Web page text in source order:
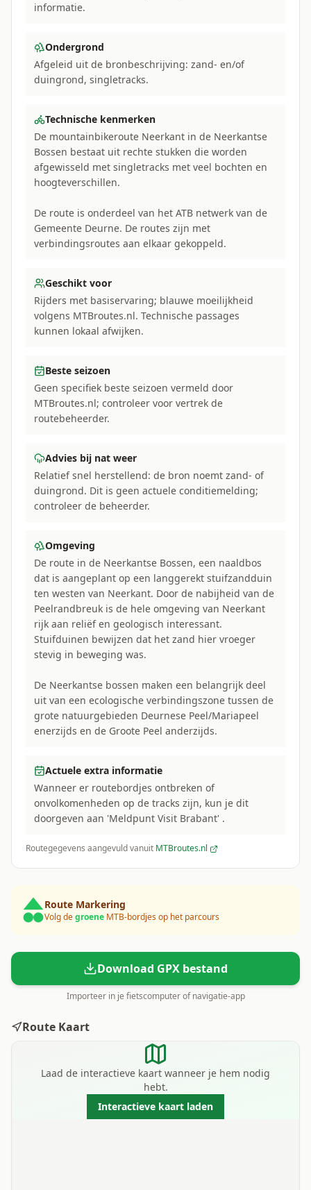
informatie.
Ondergrond
Afgeleid uit de bronbeschrijving: zand- en/of
duingrond, singletracks.
Technische kenmerken
De mountainbikeroute Neerkant in de Neerkantse
Bossen bestaat uit rechte stukken die worden
afgewisseld met singletracks met veel bochten en
hoogteverschillen.
De route is onderdeel van het ATB netwerk van de
Gemeente Deurne. De routes zijn met
verbindingsroutes aan elkaar gekoppeld.
Geschikt voor
Rijders met basiservaring; blauwe moeilijkheid
volgens MTBroutes.nl. Technische passages
kunnen lokaal afwijken.
Beste seizoen
Geen specifiek beste seizoen vermeld door
MTBroutes.nl; controleer voor vertrek de
routebeheerder.
Advies bij nat weer
Relatief snel herstellend: de bron noemt zand- of
duingrond. Dit is geen actuele conditiemelding;
controleer de beheerder.
Omgeving
De route in de Neerkantse Bossen, een naaldbos
dat is aangeplant op een langgerekt stuifzandduin
ten westen van Neerkant. Door de nabijheid van de
Peelrandbreuk is de hele omgeving van Neerkant
rijk aan reliëf en geologisch interessant.
Stuifduinen bewijzen dat het zand hier vroeger
stevig in beweging was.
De Neerkantse bossen maken een belangrijk deel
uit van een ecologische verbindingszone tussen de
grote natuurgebieden Deurnese Peel/Mariapeel
enerzijds en de Groote Peel anderzijds.
Actuele extra informatie
Wanneer er routebordjes ontbreken of
onvolkomenheden op de tracks zijn, kun je dit
doorgeven aan 'Meldpunt Visit Brabant' .
Routegegevens aangevuld vanuit MTBroutes.nl
Route Markering
Volg degroene MTB-bordjes op het parcours
Download GPX bestand
Importeer in je fietscomputer of navigatie-app
Route Kaart
Laad de interactieve kaart wanneer je hem nodig
hebt.
Interactieve kaart laden